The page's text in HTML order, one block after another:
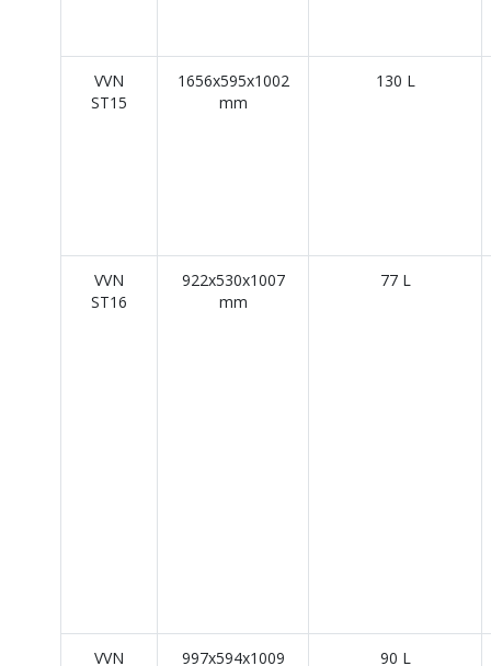
VVN
ST15
1656x595x1002
mm
130 L
VVN
ST16
922x530x1007
mm
77 L
VVN 997x594x1009 90 L